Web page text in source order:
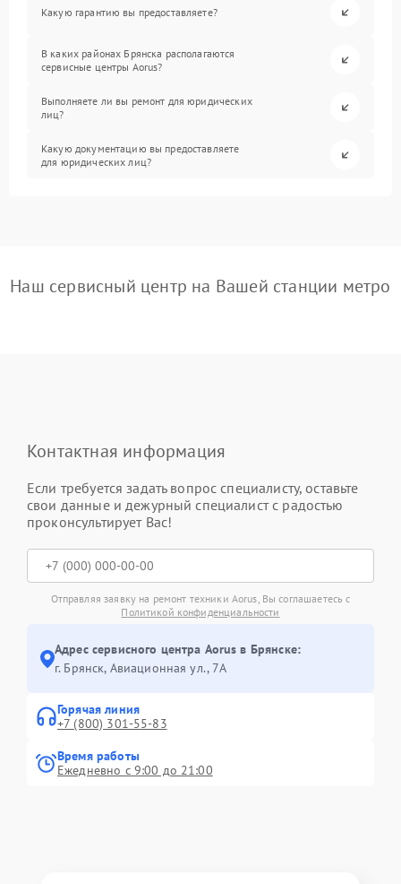
Какую гарантию вы предоставляете?
В каких районах Брянска располагаются
сервисные центры Aorus?
Выполняете ли вы ремонт для юридических
лиц?
Какую документацию вы предоставляете
для юридических лиц?
Наш сервисный центр на Вашей станции метро
Контактная информация
Если требуется задать вопрос специалисту, оставьте
свои данные и дежурный специалист с радостью
проконсультирует Вас!
Отправляя заявку на ремонт техники Aorus, Вы соглашаетесь с
Политикой конфиденциальности
Адрес сервисного центра Aorus в Брянске:
г. Брянск, Авиационная ул., 7А
Горячая линия
+7 (800) 301-55-83
Время работы
Ежедневно с 9:00 до 21:00